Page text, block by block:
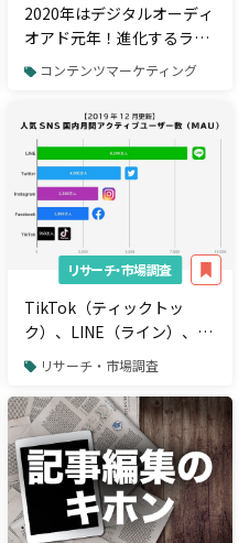
2020年はデジタルオーディ
オアド元年！進化するラジ
オの新たな価値に迫る
コンテンツマーケティング
リサーチ・市場調査
TikTok（ティックトッ
ク）、LINE（ライン）、
Twitter（ツイッター）、
ク）、Instagram（インス
タグラム）｜5大SNSの国内
ユーザー数を比較
リサーチ・市場調査